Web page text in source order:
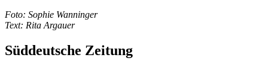
Foto: Sophie Wanninger
Text: Rita Argauer
Süddeutsche Zeitung